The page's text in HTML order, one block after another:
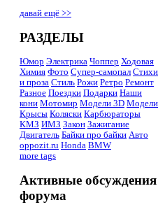
давай ещё >>
РАЗДЕЛЫ
Юмор Электрика Чоппер Ходовая
Химия Фото Супер-самопал Стихи
и проза Стиль Рожи Ретро Ремонт
Разное Поездки Подарки Наши
кони Мотомир Модели 3D Модели
Крысы Коляски Карбюраторы
КМЗ ИМЗ Закон Зажигание
Двигатель Байки про байки Авто
oppozit.ru Honda BMW
more tags
Активные обсуждения
форума